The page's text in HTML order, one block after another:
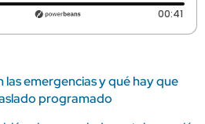
0 segundos 00:41
las emergencias y qué hay que
programado